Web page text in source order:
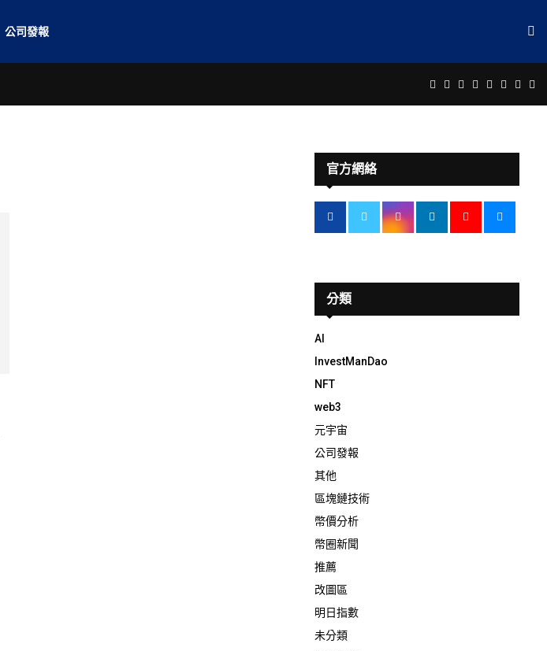
公司發報
Facebook
TwitterInstagram
Linkedin
Youtube
Email
Rss
官方網絡
分類
AI
InvestManDao
NFT
web3
元宇宙
公司發報
其他
區塊鏈技術
幣價分析
幣圈新聞
推薦
改圖區
明日指數
未分類